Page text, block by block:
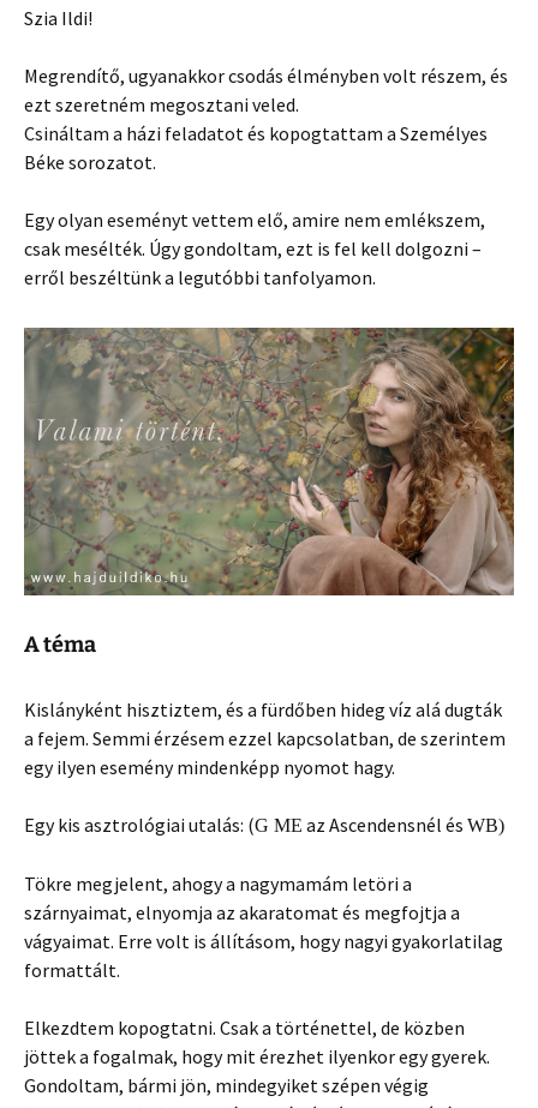
Szia Ildi!
Megrendítő, ugyanakkor csodás élményben volt részem, és
ezt szeretném megosztani veled.
Csináltam a házi feladatot és kopogtattam a Személyes
Béke sorozatot.
Egy olyan eseményt vettem elő, amire nem emlékszem,
csak mesélték. Úgy gondoltam, ezt is fel kell dolgozni –
erről beszéltünk a legutóbbi tanfolyamon.
A téma
Kislányként hisztiztem, és a fürdőben hideg víz alá dugták
a fejem. Semmi érzésem ezzel kapcsolatban, de szerintem
egy ilyen esemény mindenképp nyomot hagy.
Egy kis asztrológiai utalás: (G ME az Ascendensnél és WB)
Tökre megjelent, ahogy a nagymamám letöri a
szárnyaimat, elnyomja az akaratomat és megfojtja a
vágyaimat. Erre volt is állításom, hogy nagyi gyakorlatilag
formattált.
Elkezdtem kopogtatni. Csak a történettel, de közben
jöttek a fogalmak, hogy mit érezhet ilyenkor egy gyerek.
Gondoltam, bármi jön, mindegyiket szépen végig